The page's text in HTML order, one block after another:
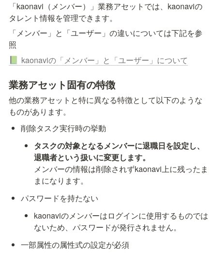
「kaonavi（メンバー）」業務アセットでは、kaonaviの
タレント情報を管理できます。
「メンバー」と「ユーザー」の違いについては下記を参
照
kaonaviの「メンバー」と「ユーザー」について
業務アセット固有の特徴
他の業務アセットと特に異なる特徴として以下のような
ものがあります。
削除タスク実行時の挙動
タスクの対象となるメンバーに退職日を設定し、
メンバーの情報は削除されずkaonavi上に残ったま
まになります。
パスワードを持たない
kaonaviのメンバーはログインに使用するものでは
ないため、パスワードが発行されません。
一部属性の属性式の設定が必須